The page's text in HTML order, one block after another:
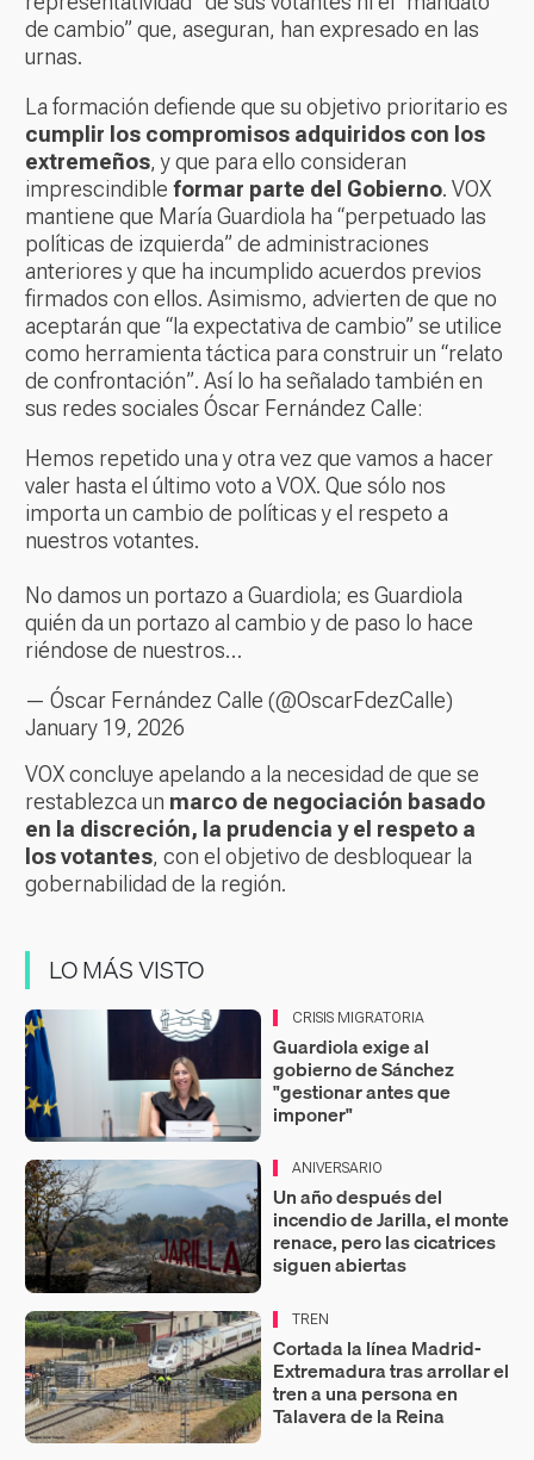
de cambio” que, aseguran, han expresado en las
urnas.
La formación defiende que su objetivo prioritario es
cumplir los compromisos adquiridos con los
extremeños, y que para ello consideran
imprescindible formar parte del Gobierno. VOX
mantiene que María Guardiola ha “perpetuado las
políticas de izquierda” de administraciones
anteriores y que ha incumplido acuerdos previos
firmados con ellos. Asimismo, advierten de que no
aceptarán que “la expectativa de cambio” se utilice
como herramienta táctica para construir un “relato
de confrontación”. Así lo ha señalado también en
sus redes sociales Óscar Fernández Calle:
Hemos repetido una y otra vez que vamos a hacer
valer hasta el último voto a VOX. Que sólo nos
importa un cambio de políticas y el respeto a
nuestros votantes.
No damos un portazo a Guardiola; es Guardiola
quién da un portazo al cambio y de paso lo hace
riéndose de nuestros…
— Óscar Fernández Calle (@OscarFdezCalle)
January 19, 2026
VOX concluye apelando a la necesidad de que se
restablezca un marco de negociación basado
en la discreción, la prudencia y el respeto a
los votantes, con el objetivo de desbloquear la
gobernabilidad de la región.
LO MÁS VISTO
CRISIS MIGRATORIA
Guardiola exige al
gobierno de Sánchez
"gestionar antes que
imponer"
ANIVERSARIO
Un año después del
incendio de Jarilla, el monte
renace, pero las cicatrices
siguen abiertas
TREN
Cortada la línea Madrid-
Extremadura tras arrollar el
tren a una persona en
Talavera de la Reina